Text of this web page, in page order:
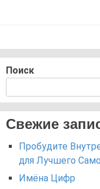
Поиск
Свежие
Пробудите
для Лучшего
Имёна Цифр